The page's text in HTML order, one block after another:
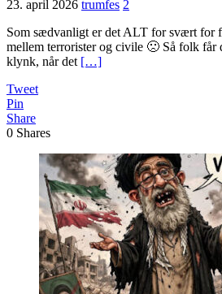
23. april 2026 trumfes 2
Som sædvanligt er det ALT for svært for
mellem terrorister og civile 🙁 Så folk får
klynk, når det […]
Tweet
Pin
Share
0 Shares